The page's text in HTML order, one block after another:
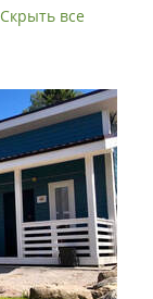
Скрыть все